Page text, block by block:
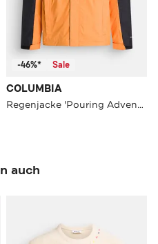
-46%* Sale
COLUMBIA
Regenjacke 'Pouring Adventure' zweifarbig
auch